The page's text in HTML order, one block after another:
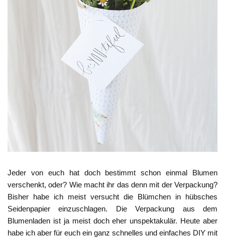
Jeder von euch hat doch bestimmt schon einmal Blumen
verschenkt, oder? Wie macht ihr das denn mit der Verpackung?
Bisher habe ich meist versucht die Blümchen in hübsches
Seidenpapier einzuschlagen. Die Verpackung aus dem
Blumenladen ist ja meist doch eher unspektakulär. Heute aber
habe ich aber für euch ein ganz schnelles und einfaches DIY mit